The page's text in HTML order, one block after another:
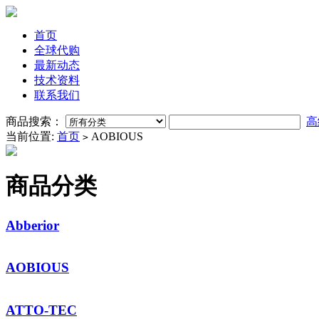
首页
全球代购
最新动态
技术资料
联系我们
商品搜索：
当前位置: 首页 > AOBIOUS
商品分类
Abberior
AOBIOUS
ATTO-TEC